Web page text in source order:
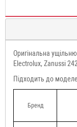
Оригінальна
Electrolux, Zanussi
Підходить до
Бренд